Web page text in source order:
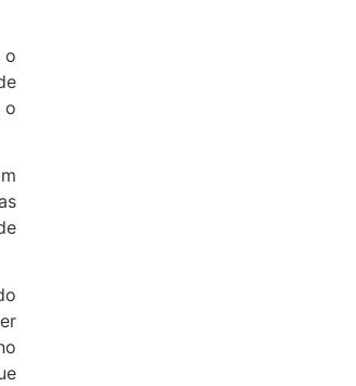
o
o